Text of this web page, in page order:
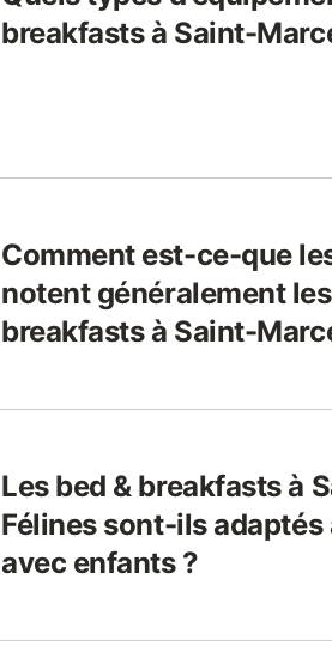
breakfasts à Saint-
Comment est-ce-que
notent généralement
breakfasts à Saint-
Les bed & breakfasts à
Félines sont-ils
avec enfants ?